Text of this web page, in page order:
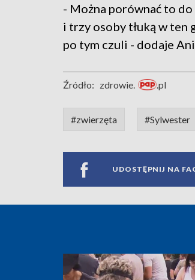
- Można porównać to do
i trzy osoby tłuką w ten
po tym czuli - dodaje
Źródło: zdrowie. .pl
#zwierzęta #Sylwester
UDOSTĘPNIJ NA